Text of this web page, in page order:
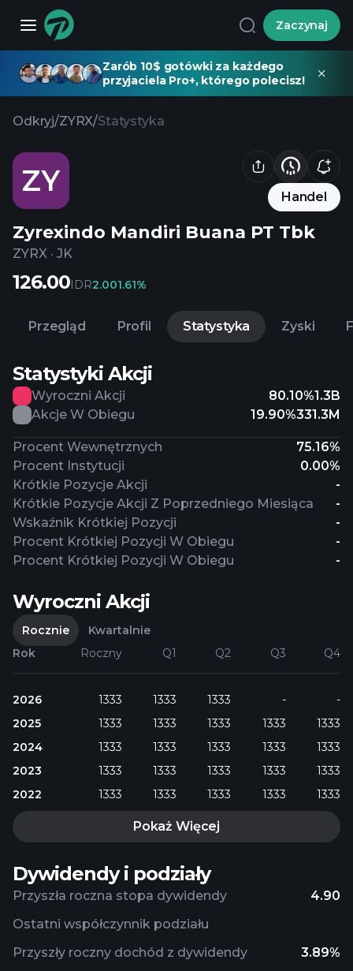
Zaczynaj
Zarób 10$ gotówki za każdego
przyjaciela Pro+, którego polecisz!
Odkryj/ZYRX/Statystyka
ZY Handel
Zyrexindo Mandiri Buana PT Tbk
ZYRX · JK
126.00IDR2.001.61%
Przegląd Profil Statystyka Zyski
Statystyki Akcji
Wyroczni Akcji 80.10%1.3B
Akcje W Obiegu
19.90%331.3M
Procent Wewnętrznych
75.16%
Procent Instytucji
0.00%
Krótkie Pozycje Akcji
-
Krótkie Pozycje Akcji Z Poprzedniego Miesiąca
-
Wskaźnik Krótkiej Pozycji
-
Procent Krótkiej Pozycji W Obiegu
-
Procent Krótkiej Pozycji W Obiegu
-
Wyroczni Akcji
Rocznie
Kwartalnie
Rok
Roczny Q1 Q2 Q3 Q4
2026 1333 1333 1333 -
-
2025
1333 1333 1333 1333
1333
2024
1333 1333 1333 1333
1333
2023
1333 1333 1333 1333
1333
2022
1333 1333 1333 1333 1333
Pokaż Więcej
Dywidendy i podziały
Przyszła roczna stopa dywidendy 4.90
Przyszły roczny dochód z dywidendy 3.89%
Ostatni współczynnik podziału